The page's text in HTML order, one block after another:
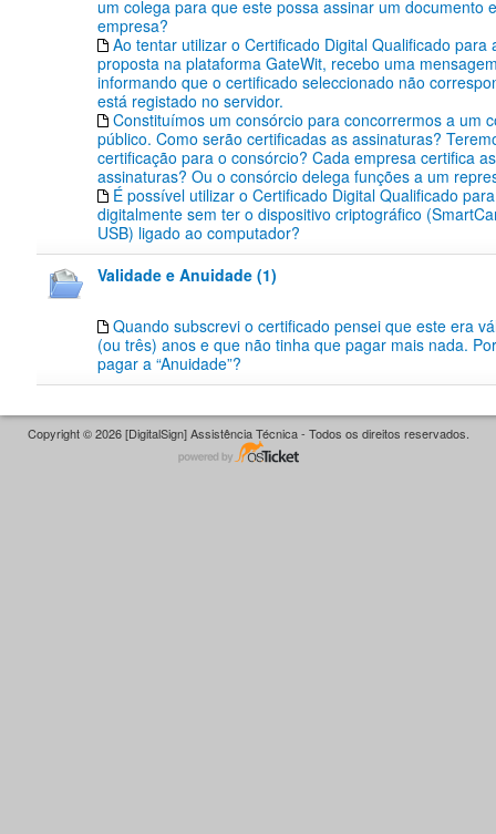
um colega para que este possa assinar um documento
empresa?
Ao tentar utilizar o Certificado Digital Qualificado para
proposta na plataforma GateWit, recebo uma
informando que o certificado seleccionado não
está registado no servidor.
Constituímos um consórcio para concorrermos a um
público. Como serão certificadas as assinaturas?
certificação para o consórcio? Cada empresa certifica
assinaturas? Ou o consórcio delega funções a um
É possível utilizar o Certificado Digital Qualificado
digitalmente sem ter o dispositivo criptográfico
USB) ligado ao computador?
Validade e Anuidade (1)
Quando subscrevi o certificado pensei que este era
(ou três) anos e que não tinha que pagar mais nada.
pagar a “Anuidade”?
Copyright © 2026 [DigitalSign] Assistência Técnica - Todos os direitos reservados.